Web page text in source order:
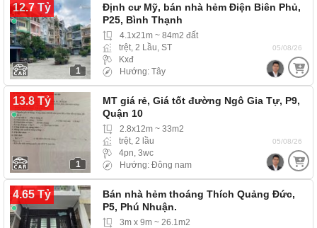
12.7 Tỷ
1
Định cư Mỹ, bán nhà hẻm Điện Biên Phủ,
P25, Bình Thạnh
4.1x21m ~ 84m2 đất
trệt, 2 Lầu, ST
Kxđ
Hướng: Tây
05/08/26
13.8 Tỷ
1
MT giá rẻ, Giá tốt đường Ngô Gia Tự, P9,
Quận 10
2.8x12m ~ 33m2
trệt, 2 lầu
4pn, 3wc
Hướng: Đông nam
05/08/26
4.65 Tỷ
Bán nhà hẻm thoáng Thích Quảng Đức,
P5, Phú Nhuận.
3m x 9m ~ 26.1m2